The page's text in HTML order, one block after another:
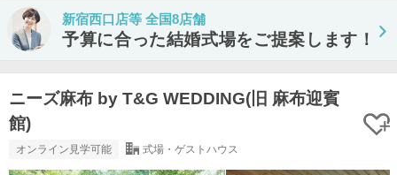
新宿西口店等 全国8店舗
予算に合った結婚式場をご提案します！
ニーズ麻布 by T&G WEDDING(旧 麻布迎賓
館)
オンライン見学可能 式場・ゲストハウス